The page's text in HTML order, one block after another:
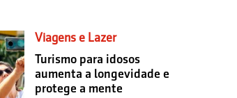
Viagens e Lazer
Turismo para idosos
aumenta a longevidade e
protege a mente